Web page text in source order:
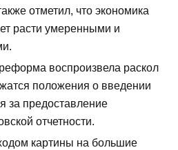
отметил, что экономика
расти умеренными и
воспроизвела раскол
положения о введении
за предоставление
отчетности.
картины на большие